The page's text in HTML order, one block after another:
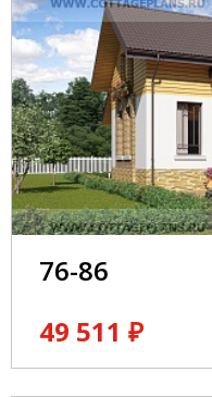
76-86
49 511 ₽